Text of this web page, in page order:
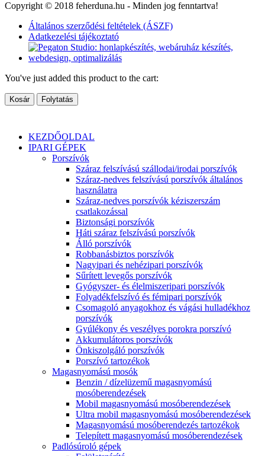
Copyright © 2018 feherduna.hu - Minden jog fenntartva!
Általános szerződési feltételek (ÁSZF)
Adatkezelési tájékoztató
You've just added this product to the cart:
Kosár Folytatás
KEZDŐOLDAL
IPARI GÉPEK
Porszívók
Száraz felszívású szállodai/irodai porszívók
Száraz-nedves felszívású porszívók általános
használatra
Száraz-nedves porszívók kéziszerszám
csatlakozással
Biztonsági porszívók
Háti száraz felszívású porszívók
Álló porszívók
Robbanásbiztos porszívók
Nagyipari és nehézipari porszívók
Sűrített levegős porszívók
Gyógyszer- és élelmiszeripari porszívók
Folyadékfelszívó és fémipari porszívók
Csomagoló anyagokhoz és vágási hulladékhoz
porszívók
Gyúlékony és veszélyes porokra porszívó
Akkumulátoros porszívók
Önkiszolgáló porszívók
Porszívó tartozékok
Magasnyomású mosók
Benzin / dízelüzemű magasnyomású
mosóberendezések
Mobil magasnyomású mosóberendezések
Ultra mobil magasnyomású mosóberendezések
Magasnyomású mosóberendezés tartozékok
Telepített magasnyomású mosóberendezések
Padlósúroló gépek